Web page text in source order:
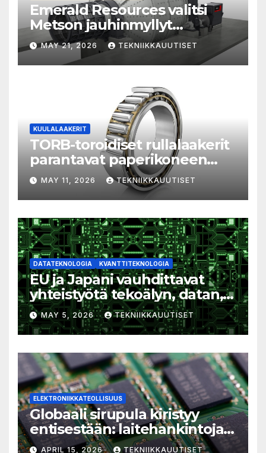
Emerald Resources valitsi
Metson jauhinmyllyt
kultahankkeisiinsa
Australiassa ja Kambodžassa
MAY 21, 2026 TEKNIIKKAUUTISET
KUULALAAKERIT
TORB-toroidiset rullalaakerit
parantavat paperikoneen
tehokkuutta ja
luotettavuutta
MAY 11, 2026 TEKNIIKKAUUTISET
DATATEKNOLOGIA KVANTTITEKNOLOGIA
EU ja Japani vauhdittavat
yhteistyötä tekoälyn, datan,
kvanttiteknologian ja sirujen
alalla
MAY 5, 2026 TEKNIIKKAUUTISET
ELEKTRONIIKKATEOLLISUUS
Globaali sirupula kiristyy
entisestään: laitehankintoja
ei kannata pitkittää
APRIL 15, 2026 TEKNIIKKAUUTISET